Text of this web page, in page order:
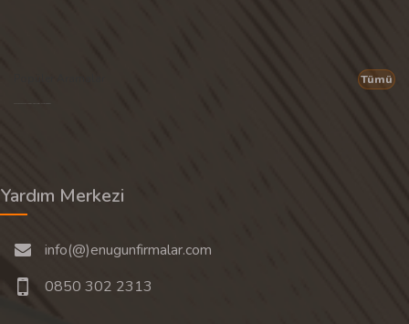
Tümü
Yardım Merkezi
info(@)enugunfirmalar.com
0850 302 2313